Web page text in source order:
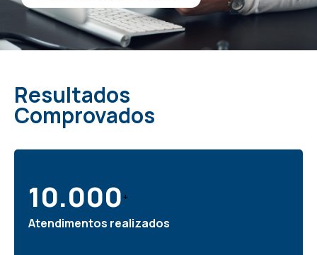
Resultados
Comprovados
10.000+
Atendimentos realizados